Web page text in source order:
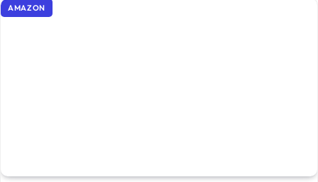
AMAZON